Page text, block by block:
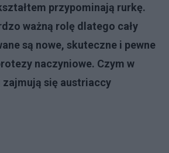
przypominają rurkę.
ważną rolę dlatego cały
są nowe, skuteczne i pewne
naczyniowe. Czym w
się austriaccy